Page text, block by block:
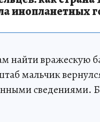
инопланетных
найти вражескую
мальчик
сведениями.